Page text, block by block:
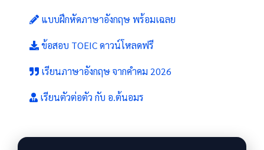
แบบฝึกหัดภาษาอังกฤษ พร้อมเฉลย
ข้อสอบ TOEIC ดาวน์โหลดฟรี
เรียนภาษาอังกฤษ จากคำคม 2026
เรียนตัวต่อตัว กับ อ.ต้นอมร